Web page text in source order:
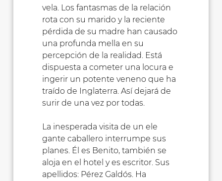
vela. Los fantasmas de la relación
rota con su marido y la reciente
pérdida de su madre han causado
una profunda mella en su
percepción de la realidad. Está
dispuesta a cometer una locura e
ingerir un potente veneno que ha
traído de Inglaterra. Así dejará de
surir de una vez por todas.
La inesperada visita de un ele
gante caballero interrumpe sus
planes. Él es Benito, también se
aloja en el hotel y es escritor. Sus
apellidos: Pérez Galdós. Ha